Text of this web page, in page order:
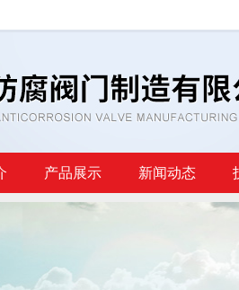
产品展示 新闻动态